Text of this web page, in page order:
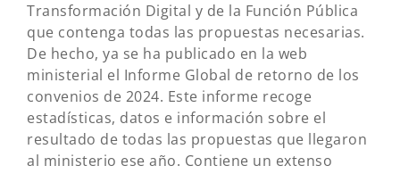
Transformación Digital y de la Función Pública
que contenga todas las propuestas necesarias.
De hecho, ya se ha publicado en la web
ministerial el Informe Global de retorno de los
convenios de 2024. Este informe recoge
estadísticas, datos e información sobre el
resultado de todas las propuestas que llegaron
al ministerio ese año. Contiene un extenso